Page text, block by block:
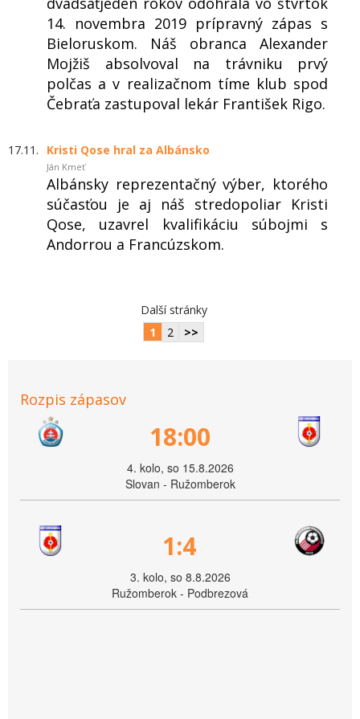
14. novembra 2019 prípravný zápas s
Bieloruskom. Náš obranca Alexander
Mojžiš absolvoval na trávniku prvý
polčas a v realizačnom tíme klub spod
Čebraťa zastupoval lekár František Rigo.
17.11. Kristi Qose hral za Albánsko
Ján Kmeť
Albánsky reprezentačný výber, ktorého
súčasťou je aj náš stredopoliar Kristi
Qose, uzavrel kvalifikáciu súbojmi s
Andorrou a Francúzskom.
Další stránky
1
2 >>
Rozpis zápasov
18:00
4. kolo, so 15.8.2026
Slovan - Ružomberok
1:4
3. kolo, so 8.8.2026
Ružomberok - Podbrezová